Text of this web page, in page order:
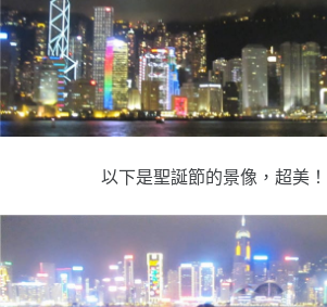
以下是聖誕節的景像，超美！